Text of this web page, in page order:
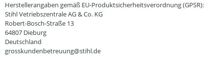
Herstellerangaben gemäß EU-Produktsicherheitsverordnung (GPSR):
Stihl Vetriebszentrale AG & Co. KG
Robert-Bosch-Straße 13
64807 Dieburg
Deutschland
grosskundenbetreuung@stihl.de